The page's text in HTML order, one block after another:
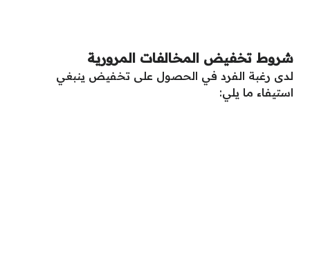
شروط تخفيض المخالفات المرورية
لدى رغبة الفرد في الحصول على تخفيض ينبغي
استيفاء ما يلي: